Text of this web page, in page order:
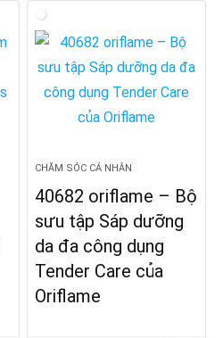
CHĂM SÓC CÁ NHÂN
40682 oriflame – Bộ
sưu tập Sáp dưỡng
da đa công dụng
Tender Care của
Oriflame